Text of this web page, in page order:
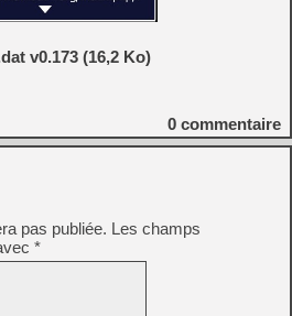
v0.173 (16,2 Ko)
0 commentaire
pas publiée. Les champs
*